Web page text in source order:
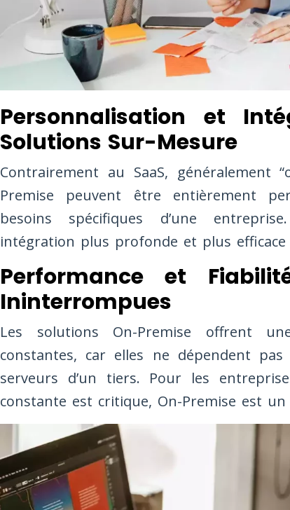
Personnalisation et
Solutions Sur-Mesure
Contrairement au SaaS, généralement
Premise peuvent être entièrement
besoins spécifiques d’une
intégration plus profonde et plus efficace
Performance et
Ininterrompues
Les solutions On-Premise offrent
constantes, car elles ne dépendent
serveurs d’un tiers. Pour les
constante est critique, On-Premise est un